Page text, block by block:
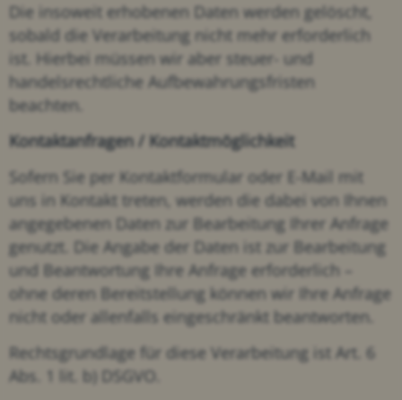
Die insoweit erhobenen Daten werden gelöscht,
sobald die Verarbeitung nicht mehr erforderlich
ist. Hierbei müssen wir aber steuer- und
handelsrechtliche Aufbewahrungsfristen
beachten.
Kontaktanfragen / Kontaktmöglichkeit
Sofern Sie per Kontaktformular oder E-Mail mit
uns in Kontakt treten, werden die dabei von Ihnen
angegebenen Daten zur Bearbeitung Ihrer Anfrage
genutzt. Die Angabe der Daten ist zur Bearbeitung
und Beantwortung Ihre Anfrage erforderlich –
ohne deren Bereitstellung können wir Ihre Anfrage
nicht oder allenfalls eingeschränkt beantworten.
Rechtsgrundlage für diese Verarbeitung ist Art. 6
Abs. 1 lit. b) DSGVO.